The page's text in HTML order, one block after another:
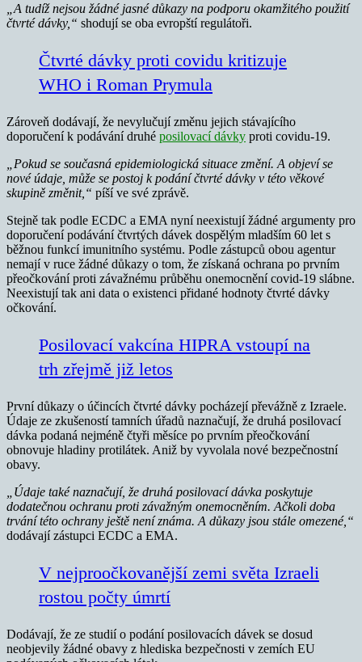
„A tudíž nejsou žádné jasné důkazy na podporu okamžitého použití
čtvrté dávky,“ shodují se oba evropští regulátoři.
Čtvrté dávky proti covidu kritizuje
WHO i Roman Prymula
Zároveň dodávají, že nevylučují změnu jejich stávajícího
doporučení k podávání druhé posilovací dávky proti covidu-19.
„Pokud se současná epidemiologická situace změní. A objeví se
nové údaje, může se postoj k podání čtvrté dávky v této věkové
skupině změnit,“ píší ve své zprávě.
Stejně tak podle ECDC a EMA nyní neexistují žádné argumenty pro
doporučení podávání čtvrtých dávek dospělým mladším 60 let s
běžnou funkcí imunitního systému. Podle zástupců obou agentur
nemají v ruce žádné důkazy o tom, že získaná ochrana po prvním
přeočkování proti závažnému průběhu onemocnění covid-19 slábne.
Neexistují tak ani data o existenci přidané hodnoty čtvrté dávky
očkování.
Posilovací vakcína HIPRA vstoupí na
trh zřejmě již letos
První důkazy o účincích čtvrté dávky pocházejí převážně z Izraele.
Údaje ze zkušeností tamních úřadů naznačují, že druhá posilovací
dávka podaná nejméně čtyři měsíce po prvním přeočkování
obnovuje hladiny protilátek. Aniž by vyvolala nové bezpečnostní
obavy.
„Údaje také naznačují, že druhá posilovací dávka poskytuje
dodatečnou ochranu proti závažným onemocněním. Ačkoli doba
trvání této ochrany ještě není známa. A důkazy jsou stále omezené,“
dodávají zástupci ECDC a EMA.
V nejproočkovanější zemi světa Izraeli
rostou počty úmrtí
Dodávají, že ze studií o podání posilovacích dávek se dosud
neobjevily žádné obavy z hlediska bezpečnosti v zemích EU